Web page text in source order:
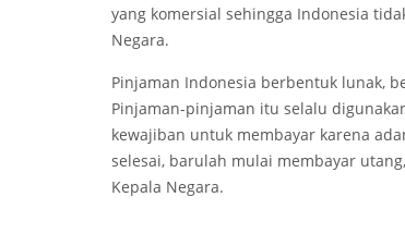
yang komersial sehingga Indonesia
Negara.
Pinjaman Indonesia berbentuk lunak,
Pinjaman-pinjaman itu selalu
kewajiban untuk membayar karena
selesai, barulah mulai membayar
Kepala Negara.